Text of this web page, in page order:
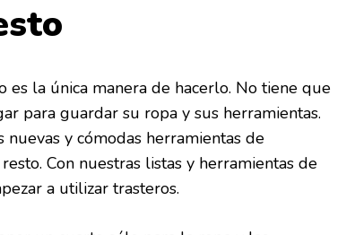
es la única manera de hacerlo. No tiene que
para guardar su ropa y sus herramientas.
y cómodas herramientas de
Con nuestras listas y herramientas de
a utilizar trasteros.